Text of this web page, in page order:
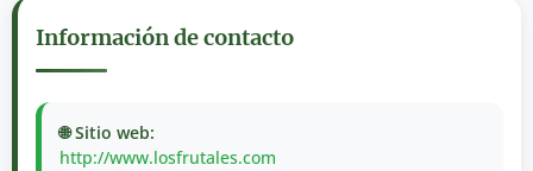
Información de contacto
🌐 Sitio web:
http://www.losfrutales.com